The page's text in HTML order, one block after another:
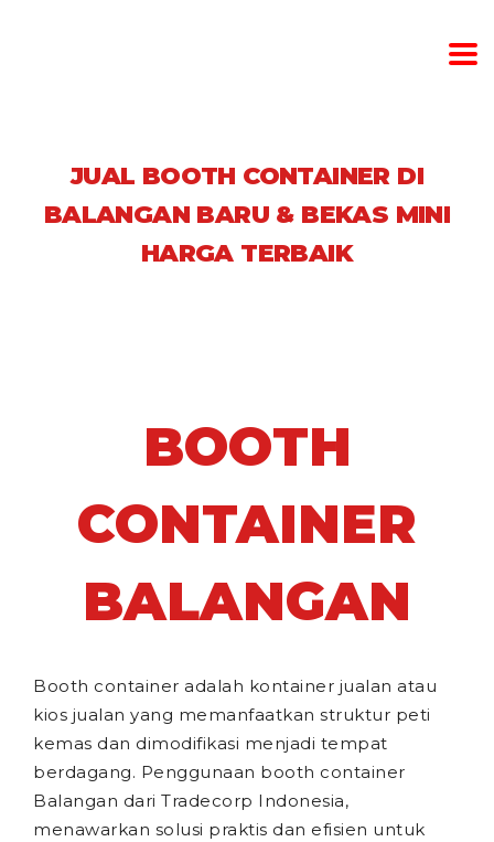
JUAL BOOTH CONTAINER DI
BALANGAN BARU & BEKAS MINI
HARGA TERBAIK
BOOTH
CONTAINER
BALANGAN
Booth container adalah kontainer jualan atau
kios jualan yang memanfaatkan struktur peti
kemas dan dimodifikasi menjadi tempat
berdagang. Penggunaan booth container
Balangan dari Tradecorp Indonesia,
menawarkan solusi praktis dan efisien untuk